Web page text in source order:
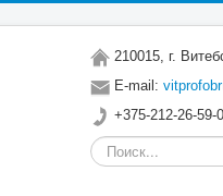
210015, г.
E-mail:
+375-212-26-59-
Искать...